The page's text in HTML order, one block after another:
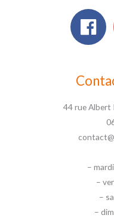
44 rue Albert
–
–
–
–